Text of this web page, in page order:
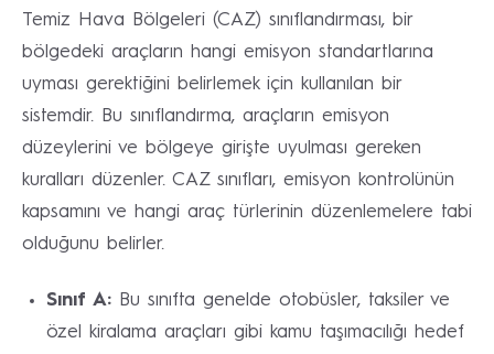
Temiz Hava Bölgeleri (CAZ) sınıflandırması, bir
bölgedeki araçların hangi emisyon standartlarına
uyması gerektiğini belirlemek için kullanılan bir
sistemdir. Bu sınıflandırma, araçların emisyon
düzeylerini ve bölgeye girişte uyulması gereken
kuralları düzenler. CAZ sınıfları, emisyon kontrolünün
kapsamını ve hangi araç türlerinin düzenlemelere tabi
olduğunu belirler.
Sınıf A: Bu sınıfta genelde otobüsler, taksiler ve
özel kiralama araçları gibi kamu taşımacılığı hedef